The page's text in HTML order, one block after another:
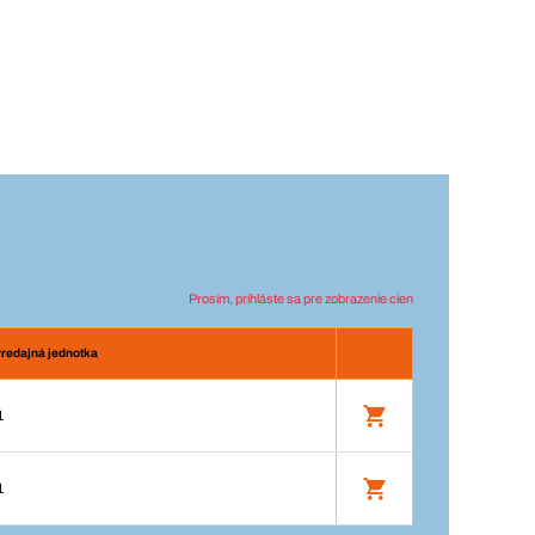
Prosím, prihláste sa pre zobrazenie cien
jednotka